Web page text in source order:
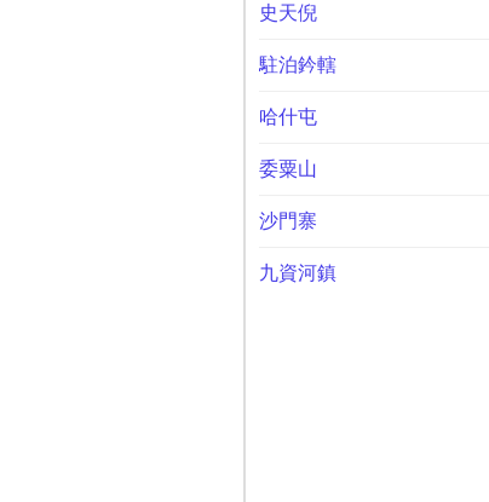
史天倪
駐泊鈐轄
哈什屯
委粟山
沙門寨
九資河鎮